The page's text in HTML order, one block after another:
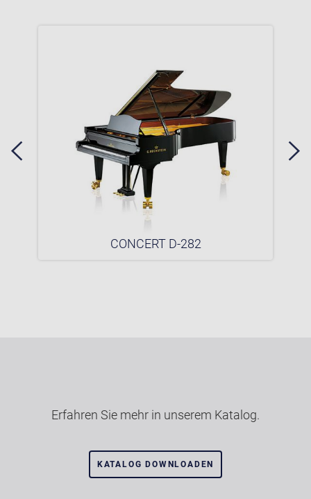
CONCERT D-282
Erfahren Sie mehr in unserem Katalog.
KATALOG DOWNLOADEN